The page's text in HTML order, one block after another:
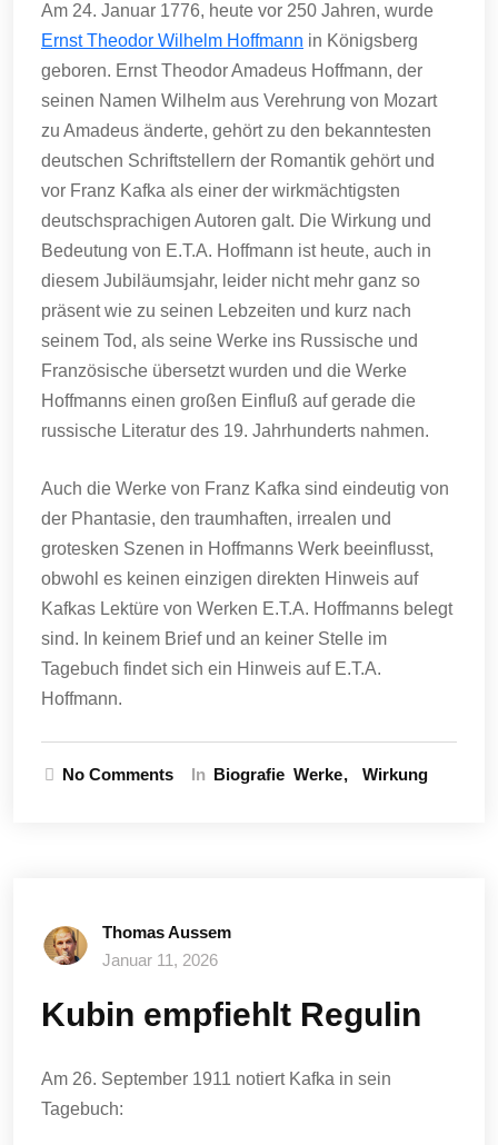
Am 24. Januar 1776, heute vor 250 Jahren, wurde
Ernst Theodor Wilhelm Hoffmann in Königsberg
geboren. Ernst Theodor Amadeus Hoffmann, der
seinen Namen Wilhelm aus Verehrung von Mozart
zu Amadeus änderte, gehört zu den bekanntesten
deutschen Schriftstellern der Romantik gehört und
vor Franz Kafka als einer der wirkmächtigsten
deutschsprachigen Autoren galt. Die Wirkung und
Bedeutung von E.T.A. Hoffmann ist heute, auch in
diesem Jubiläumsjahr, leider nicht mehr ganz so
präsent wie zu seinen Lebzeiten und kurz nach
seinem Tod, als seine Werke ins Russische und
Französische übersetzt wurden und die Werke
Hoffmanns einen großen Einfluß auf gerade die
russische Literatur des 19. Jahrhunderts nahmen.
Auch die Werke von Franz Kafka sind eindeutig von
der Phantasie, den traumhaften, irrealen und
grotesken Szenen in Hoffmanns Werk beeinflusst,
obwohl es keinen einzigen direkten Hinweis auf
Kafkas Lektüre von Werken E.T.A. Hoffmanns belegt
sind. In keinem Brief und an keiner Stelle im
Tagebuch findet sich ein Hinweis auf E.T.A.
Hoffmann.
No Comments In Biografie Werke Wirkung
Thomas Aussem
Januar 11, 2026
Kubin empfiehlt Regulin
Am 26. September 1911 notiert Kafka in sein
Tagebuch: